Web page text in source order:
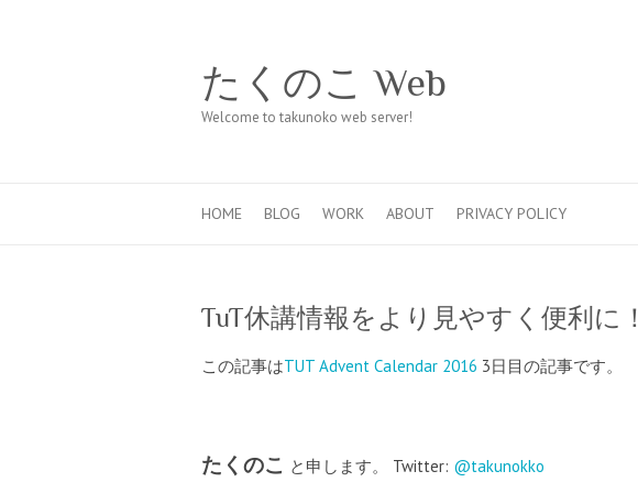
たくのこ Web
Welcome to takunoko web server!
HOME BLOG WORK ABOUT PRIVACY POLICY
TuT休講情報をより見やすく便利に！
この記事はTUT Advent Calendar 2016 3日目の記事です。
たくのこ と申します。 Twitter: @takunokko